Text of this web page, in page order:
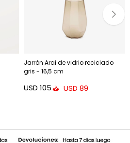
Jarrón Arai de vidrio reciclado
gris - 16,5 cm
USD 105 USD 89